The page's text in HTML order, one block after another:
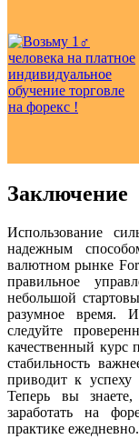
Заключение
Использование
надежным
валютном рынке
правильное
небольшой
разумное время.
следуйте
качественный курс
стабильность
приводит к
Теперь вы
заработать на
практике ежедневно.